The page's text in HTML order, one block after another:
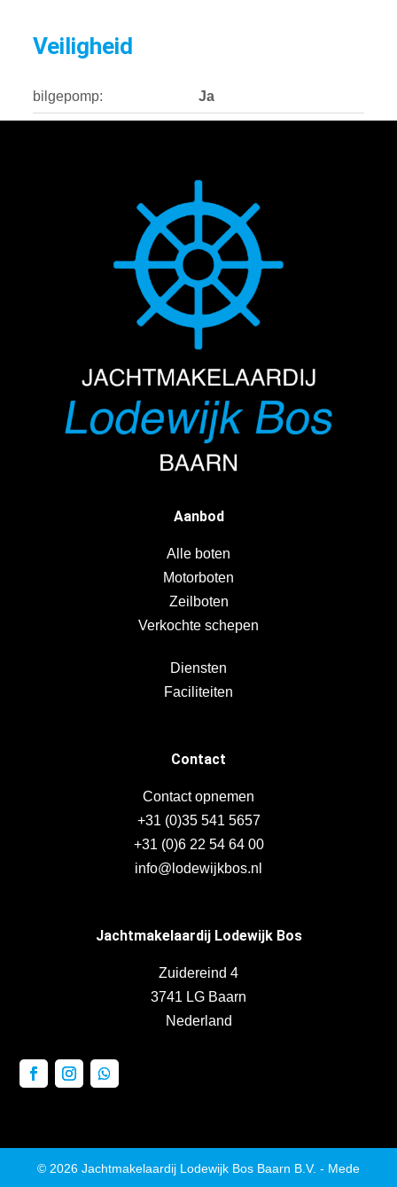
Veiligheid
bilgepomp: Ja
Aanbod
Alle boten
Motorboten
Zeilboten
Verkochte schepen
Diensten
Faciliteiten
Contact
Contact opnemen
+31 (0)35 541 5657
+31 (0)6 22 54 64 00
info@lodewijkbos.nl
Jachtmakelaardij Lodewijk Bos
Zuidereind 4
3741 LG Baarn
Nederland
© 2026 Jachtmakelaardij Lodewijk Bos Baarn B.V. - Mede